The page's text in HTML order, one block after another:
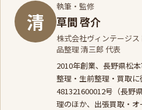
清
執筆・監修
草間 啓介
株式会社ヴィンテージ
品整理 清三郎 代表
2010年創業、長野県松
整理・生前整理・買取
481321600012号（長野
理のほか、 出張買取 ・ オ